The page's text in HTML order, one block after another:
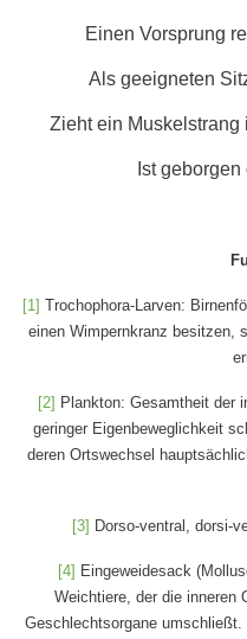
Einen Vorsprung
Als geeigneten
Zieht ein Muskelstrang
Ist
[1] Trochophora-Larven:
einen Wimpernkranz besitzen,
[2] Plankton: Gesamtheit der
geringer Eigenbeweglichkeit
deren Ortswechsel
[3] Dorso-ventral, dorsi-
[4] Eingeweidesack
Weichtiere, der die inneren
Geschlechtsorgane